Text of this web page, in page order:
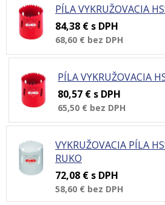
PÍLA VYKRUŽOVACIA
84,38 € s DPH
68,60 € bez DPH
PÍLA VYKRUŽOVACIA
80,57 € s DPH
65,50 € bez DPH
VYKRUŽOVACIA PÍLA
RUKO
72,08 € s DPH
58,60 € bez DPH